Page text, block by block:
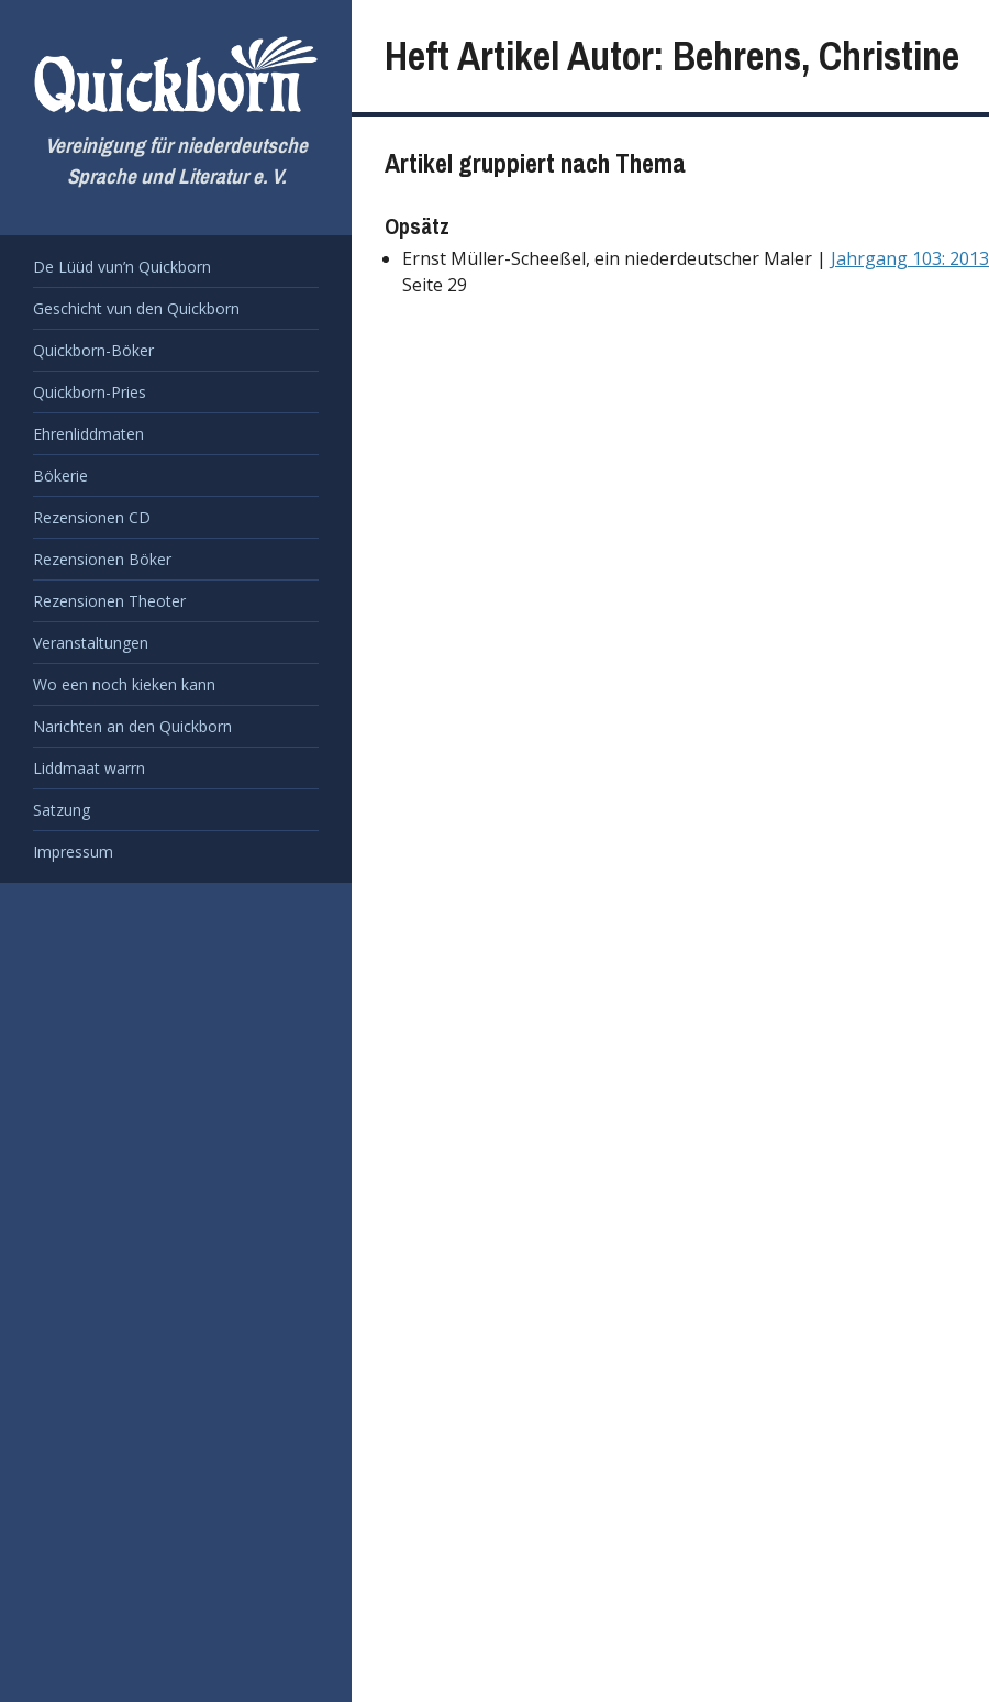
springen
Vereinigung für niederdeutsche
Sprache und Literatur e. V.
De Lüüd vun’n Quickborn
Geschicht vun den Quickborn
Quickborn-Böker
Quickborn-Pries
Ehrenliddmaten
Bökerie
Rezensionen CD
Rezensionen Böker
Rezensionen Theoter
Veranstaltungen
Wo een noch kieken kann
Narichten an den Quickborn
Liddmaat warrn
Satzung
Impressum
Heft Artikel Autor: Behrens, Christine
Artikel gruppiert nach Thema
Opsätz
Ernst Müller-Scheeßel, ein niederdeutscher Maler | Jahrgang 103: 2013
Seite 29